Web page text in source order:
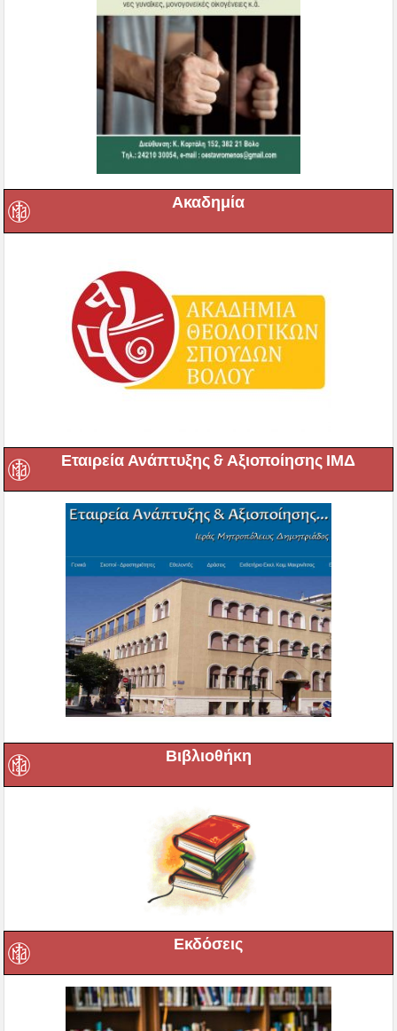
Ακαδημία
Εταιρεία Ανάπτυξης & Αξιοποίησης ΙΜΔ
Βιβλιοθήκη
Εκδόσεις